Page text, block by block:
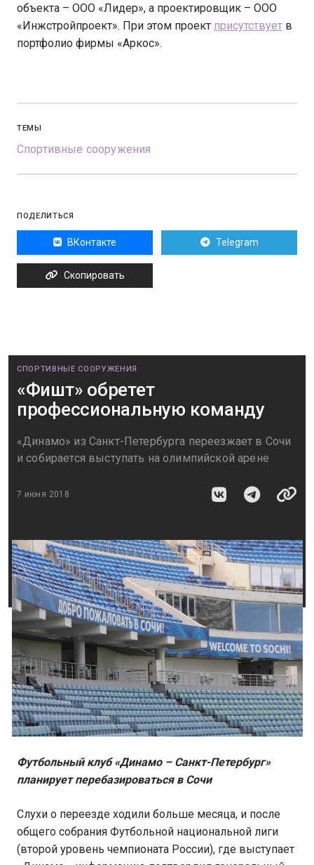
объекта – ООО «Лидер», а проектировщик – ООО
«Инжстройпроект». При этом проект присутствует в
портфолио фирмы «Аркос».
ТЕМЫ
Спортивные сооружения
ПОДЕЛИТЬСЯ
ВКонтакте Telegram
Скопировать
СПОРТИВНЫЕ СООРУЖЕНИЯ
«Фишт» обретет
профессиональную команду
«Динамо» из Санкт-Петербурга переезжает в Сочи
и собирается выступать на олимпийской арене
7 июня 2018
Футбольный клуб «Динамо – Санкт-Петербург»
планирует перебазироваться в Сочи
Слухи о переезде ходили больше месяца, и после
общего собрания Футбольной национальной лиги
(второй уровень чемпионата России), где выступает